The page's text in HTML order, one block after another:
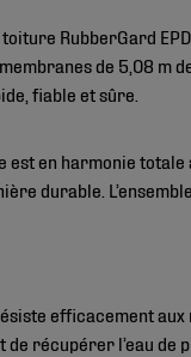
RubberGard
de 5,08 m
fiable et sûre.
est en harmonie
durable.
efficacement
récupérer l’eau